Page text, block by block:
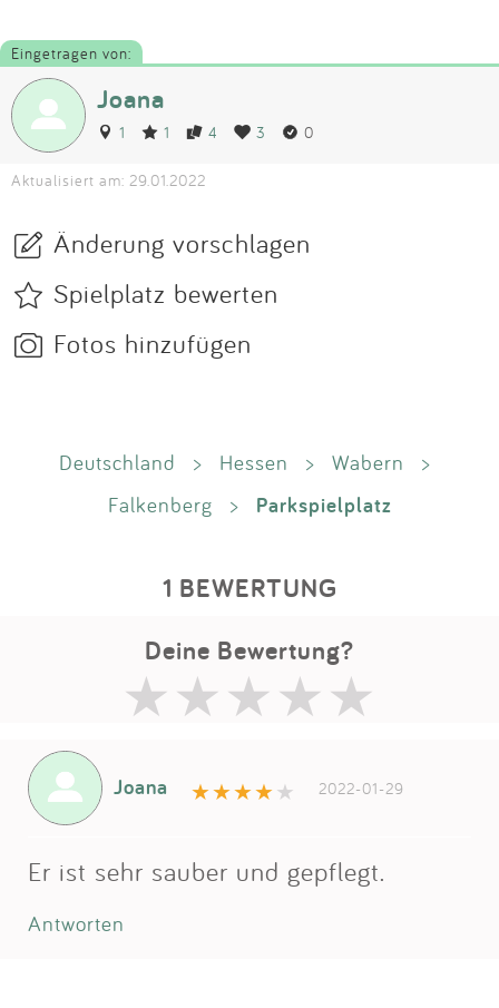
Eingetragen von:
Joana
1 1 4 3 0
Aktualisiert am: 29.01.2022
Änderung vorschlagen
Spielplatz bewerten
Fotos hinzufügen
Deutschland > Hessen > Wabern
>
Falkenberg
> Parkspielplatz
1 BEWERTUNG
Deine Bewertung?
Joana 2022-01-29
Er ist sehr sauber und gepflegt.
Antworten